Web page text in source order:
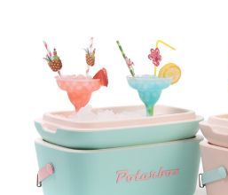
ATM／網路銀行／等多元方式進行付款，方
※ 請注意：結帳手續完成當下不需立刻繳
購買商品的店家。未經商家同意取消之訂單
後付繳納相關費用。
※ 交易是否成功請以「AFTEE先享後付 」
是否繳費成功／繳費後需取消欲退款等相關
客戶支援中心」
https://
【注意事項】
１．透過由恩沛科技股份有限公司提供之「